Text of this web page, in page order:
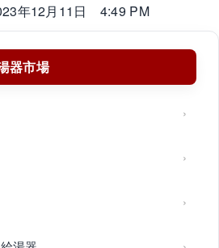
年12月11日 4:49 PM
器市場